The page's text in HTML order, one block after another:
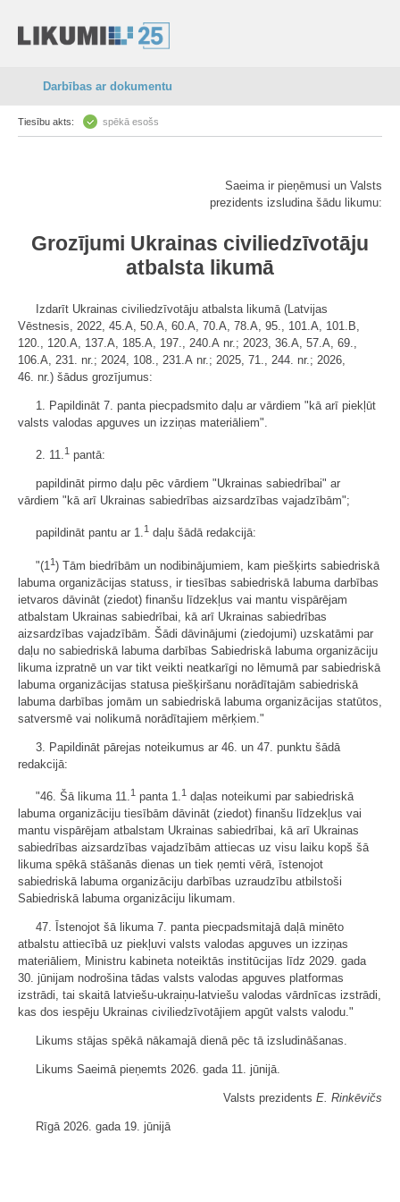
Darbības ar dokumentu
Tiesību akts: spēkā esošs
Saeima ir pieņēmusi un Valsts
prezidents izsludina šādu likumu:
Grozījumi Ukrainas civiliedzīvotāju
atbalsta likumā
Izdarīt Ukrainas civiliedzīvotāju atbalsta likumā (Latvijas
Vēstnesis, 2022, 45.A, 50.A, 60.A, 70.A, 78.A, 95., 101.A, 101.B,
120., 120.A, 137.A, 185.A, 197., 240.A nr.; 2023, 36.A, 57.A, 69.,
106.A, 231. nr.; 2024, 108., 231.A nr.; 2025, 71., 244. nr.; 2026,
46. nr.) šādus grozījumus:
1. Papildināt 7. panta piecpadsmito daļu ar vārdiem "kā arī piekļūt
valsts valodas apguves un izziņas materiāliem".
2. 11.1 pantā:
papildināt pirmo daļu pēc vārdiem "Ukrainas sabiedrībai" ar
vārdiem "kā arī Ukrainas sabiedrības aizsardzības vajadzībām";
papildināt pantu ar 1.1 daļu šādā redakcijā:
"(1 1) Tām biedrībām un nodibinājumiem, kam piešķirts sabiedriskā
labuma organizācijas statuss, ir tiesības sabiedriskā labuma darbības
ietvaros dāvināt (ziedot) finanšu līdzekļus vai mantu vispārējam
atbalstam Ukrainas sabiedrībai, kā arī Ukrainas sabiedrības
aizsardzības vajadzībām. Šādi dāvinājumi (ziedojumi) uzskatāmi par
daļu no sabiedriskā labuma darbības Sabiedriskā labuma organizāciju
likuma izpratnē un var tikt veikti neatkarīgi no lēmumā par sabiedriskā
labuma organizācijas statusa piešķiršanu norādītajām sabiedriskā
labuma darbības jomām un sabiedriskā labuma organizācijas statūtos,
satversmē vai nolikumā norādītajiem mērķiem."
3. Papildināt pārejas noteikumus ar 46. un 47. punktu šādā
redakcijā:
"46. Šā likuma 11.1 panta 1.1 daļas noteikumi par sabiedriskā
labuma organizāciju tiesībām dāvināt (ziedot) finanšu līdzekļus vai
mantu vispārējam atbalstam Ukrainas sabiedrībai, kā arī Ukrainas
sabiedrības aizsardzības vajadzībām attiecas uz visu laiku kopš šā
likuma spēkā stāšanās dienas un tiek ņemti vērā, īstenojot
sabiedriskā labuma organizāciju darbības uzraudzību atbilstoši
Sabiedriskā labuma organizāciju likumam.
47. Īstenojot šā likuma 7. panta piecpadsmitajā daļā minēto
atbalstu attiecībā uz piekļuvi valsts valodas apguves un izziņas
materiāliem, Ministru kabineta noteiktās institūcijas līdz 2029. gada
30. jūnijam nodrošina tādas valsts valodas apguves platformas
izstrādi, tai skaitā latviešu-ukraiņu-latviešu valodas vārdnīcas izstrādi,
kas dos iespēju Ukrainas civiliedzīvotājiem apgūt valsts valodu."
Likums stājas spēkā nākamajā dienā pēc tā izsludināšanas.
Likums Saeimā pieņemts 2026. gada 11. jūnijā.
Valsts prezidents E. Rinkēvičs
Rīgā 2026. gada 19. jūnijā